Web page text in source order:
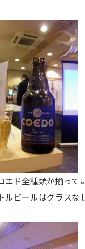
エド全種類が揃って
ルビールはグラスな